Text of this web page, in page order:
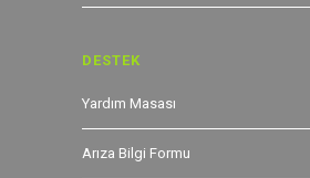
DESTEK
Yardım Masası
Arıza Bilgi Formu